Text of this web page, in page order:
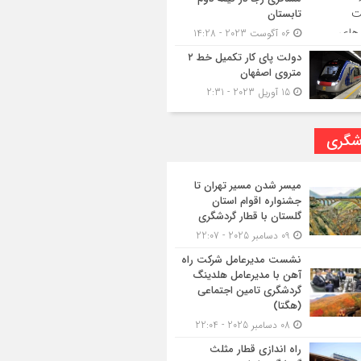
تابستان
دولت پای کار تکمیل خط ۲
متروی اصفهان
میسر شدن مسیر تهران تا
جشنواره اقوام استان
گلستان با قطار گردشگری
نشست مدیرعامل شرکت راه
آهن با مدیرعامل هلدینگ
گردشگری تامین اجتماعی
(هگتا)
راه اندازی قطار مثلث